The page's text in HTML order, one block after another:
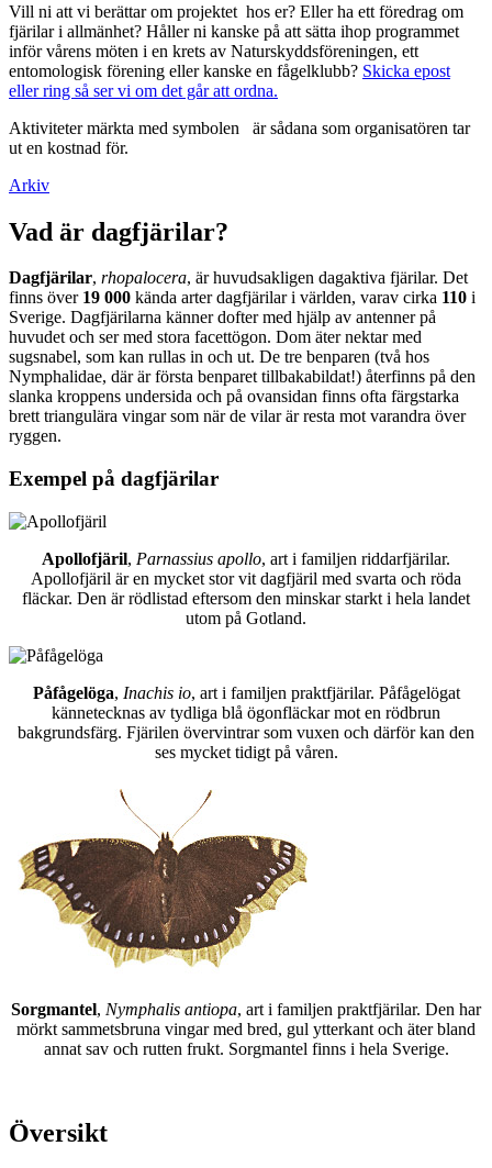
Vill ni att vi berättar om projektet hos er? Eller ha ett föredrag om
fjärilar i allmänhet? Håller ni kanske på att sätta ihop programmet
inför vårens möten i en krets av Naturskyddsföreningen, ett
entomologisk förening eller kanske en fågelklubb? Skicka epost
eller ring så ser vi om det går att ordna.
Aktiviteter märkta med symbolen
är sådana som organisatören tar
ut en kostnad för.
Arkiv
Vad är dagfjärilar?
Dagfjärilar, rhopalocera, är huvudsakligen dagaktiva fjärilar. Det
finns över 19 000 kända arter dagfjärilar i världen, varav cirka 110 i
Sverige. Dagfjärilarna känner dofter med hjälp av antenner på
huvudet och ser med stora facettögon. Dom äter nektar med
sugsnabel, som kan rullas in och ut. De tre benparen (två hos
Nymphalidae, där är första benparet tillbakabildat!) återfinns på den
slanka kroppens undersida och på ovansidan finns ofta färgstarka
brett triangulära vingar som när de vilar är resta mot varandra över
ryggen.
Exempel på dagfjärilar
Apollofjäril, Parnassius apollo, art i familjen riddarfjärilar.
Apollofjäril är en mycket stor vit dagfjäril med svarta och röda
fläckar. Den är rödlistad eftersom den minskar starkt i hela landet
utom på Gotland.
Påfågelöga, Inachis io, art i familjen praktfjärilar. Påfågelögat
kännetecknas av tydliga blå ögonfläckar mot en rödbrun
bakgrundsfärg. Fjärilen övervintrar som vuxen och därför kan den
ses mycket tidigt på våren.
Sorgmantel, Nymphalis antiopa, art i familjen praktfjärilar. Den har
mörkt sammetsbruna vingar med bred, gul ytterkant och äter bland
annat sav och rutten frukt. Sorgmantel finns i hela Sverige.
Översikt